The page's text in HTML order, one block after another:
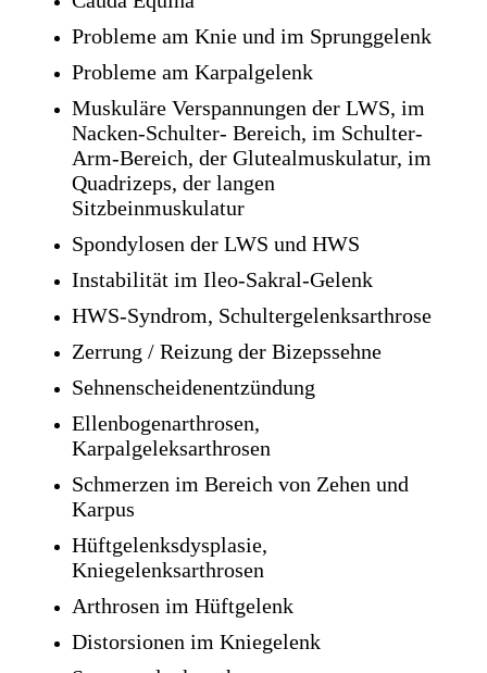
Probleme am Knie und im Sprunggelenk
Probleme am Karpalgelenk
Muskuläre Verspannungen der LWS, im
Nacken-Schulter- Bereich, im Schulter-
Arm-Bereich, der Glutealmuskulatur, im
Quadrizeps, der langen
Sitzbeinmuskulatur
Spondylosen der LWS und HWS
Instabilität im Ileo-Sakral-Gelenk
HWS-Syndrom, Schultergelenksarthrose
Zerrung / Reizung der Bizepssehne
Sehnenscheidenentzündung
Ellenbogenarthrosen,
Karpalgeleksarthrosen
Schmerzen im Bereich von Zehen und
Karpus
Hüftgelenksdysplasie,
Kniegelenksarthrosen
Arthrosen im Hüftgelenk
Distorsionen im Kniegelenk